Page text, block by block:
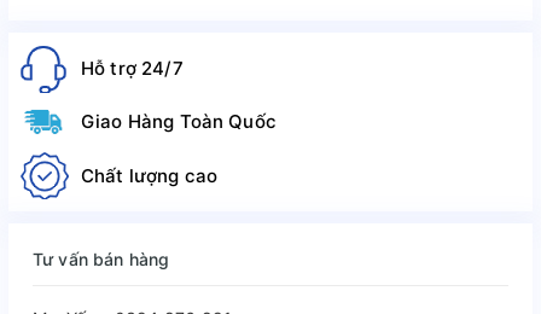
Hỗ trợ 24/7
Giao Hàng Toàn Quốc
Chất lượng cao
Tư vấn bán hàng